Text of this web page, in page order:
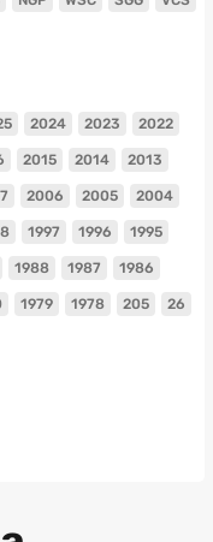
2024 2023 2022
2015 2014 2013
2006 2005 2004
1997 1996 1995
1988 1987 1986
1979 1978 205 26